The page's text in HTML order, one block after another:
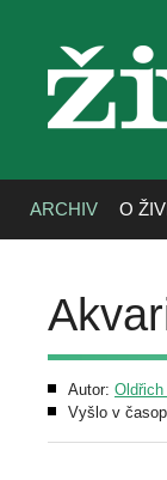
ARCHIV O
Autor:
Vyšlo v